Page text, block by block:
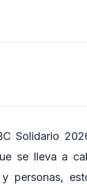
Solidario
se lleva a
personas,